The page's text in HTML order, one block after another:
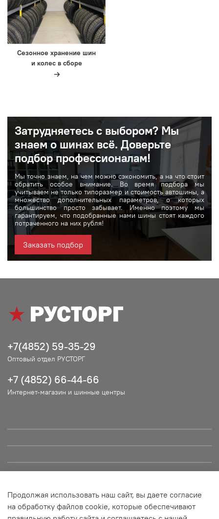
Сезонное хранение шин
и колес в сборе
Затрудняетесь с выбором? Мы
знаем о шинах вcё. Доверьте
подбор профессионалам!
Мы точно знаем, на чем можно сэкономить, а на что стоит
обратить особое внимание. Во время подбора мы
учитываем не только типоразмер и стоимость автошины, а
множество дополнительных параметров, о которых
большинство просто забывает. Именно поэтому мы
гарантируем, что подобранные нами шины стоят каждого
потраченного на них рубля!
Заказать подбор
+7(4852) 59-35-29
Оптовый отдел РУСТОРГ
+7 (4852) 66-44-66
Интернет-магазин и шинные центры
© ООО "РУСТОРГ", 2021. Сайт не является публичной офертой
и носит информационный характер. Все материалы данного
Продолжая использовать наш сайт, вы даете согласие
на обработку файлов cookie, которые обеспечивают